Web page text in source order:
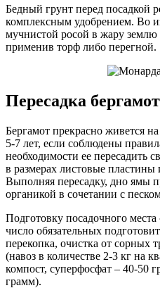
Бедный грунт перед посадкой
комплексным удобрением. Во
мучнистой росой в жару землю
применив торф либо перегной.
Пересадка
Бергамот прекрасно живется
5-7 лет, если соблюдены
необходимости ее пересадить
в размерах листовые
Выполняя пересадку, дно ямы
органикой в сочетании с
Подготовку посадочного
число обязательных
перекопка, очистка от сорных
(навоз в количестве 2-3 кг на
компост, суперфосфат – 40-50
грамм).